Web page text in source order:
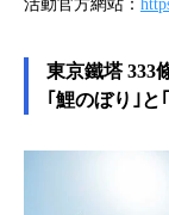
活動官方網站：
東京鐵塔 333
｢鯉のぼり｣と